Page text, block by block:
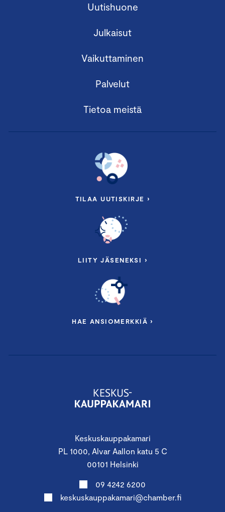
Keskuskauppakamari
PL 1000, Alvar Aallon katu 5 C
00101 Helsinki
09 4242 6200
keskuskauppakamari@chamber.fi
Uutishuone
Julkaisut
Vaikuttaminen
Palvelut
Tietoa meistä
TILAA UUTISKIRJE ›
LIITY JÄSENEKSI ›
HAE ANSIOMERKKIÄ ›